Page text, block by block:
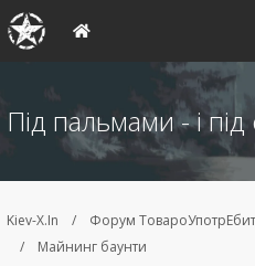
Під пальмами - і під
Kiev-X.In
Форум
Майнинг баунти